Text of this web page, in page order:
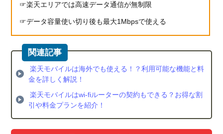
楽天エリアでは高速データ通信が無制限
データ容量使い切り後も最大1Mbpsで使える
楽天モバイルは海外でも使える！？利用可能な機能と料
金を詳しく解説！
楽天モバイルはwi-fiルーターの契約もできる？お得な割
引や料金プランを紹介！